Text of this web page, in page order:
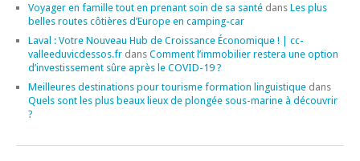
Voyager en famille tout en prenant soin de sa santé dans Les plus
belles routes côtières d’Europe en camping-car
Laval : Votre Nouveau Hub de Croissance Économique ! | cc-
valleeduvicdessos.fr dans Comment l’immobilier restera une option
d’investissement sûre après le COVID-19 ?
Meilleures destinations pour tourisme formation linguistique dans
Quels sont les plus beaux lieux de plongée sous-marine à découvrir
?